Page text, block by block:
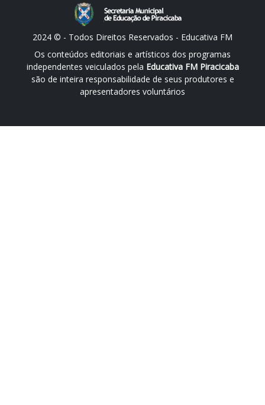
2024 © - Todos Direitos Reservados - Educativa FM
Os conteúdos editoriais e artísticos dos programas
independentes veiculados pela Educativa FM Piracicaba
são de inteira responsabilidade de seus produtores e
apresentadores voluntários